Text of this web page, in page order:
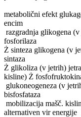
metabolični efekt
encim
razgradnja glikogena
fosforilaza
Ż sinteza glikogena (v
sintaza
Ż glikoliza (v jetrih)
kisline) Ż
glukoneogeneza (v
bisfosfataza
mobilizacija mašč.
alternativen vir energije